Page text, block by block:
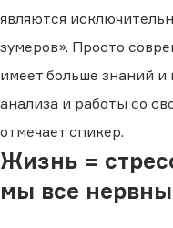
являются
зумеров». Просто
имеет больше знаний и
анализа и работы со
отмечает спикер.
Жизнь =
мы все